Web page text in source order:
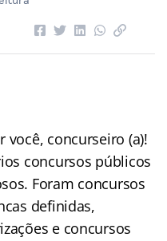
você, concurseiro (a)!
concursos públicos
Foram concursos
definidas,
e concursos